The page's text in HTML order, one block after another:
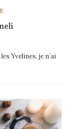
Yvelines, je n’ai